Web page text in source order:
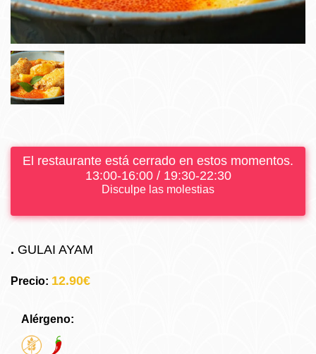
El restaurante está cerrado en estos momentos.
13:00-16:00 / 19:30-22:30
Disculpe las molestias
. GULAI AYAM
Precio: 12.90€
Alérgeno: